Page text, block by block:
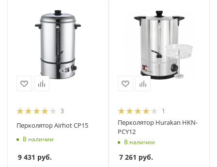
3
Перколятор Airhot CP15
В наличии
9 431 руб.
1
Перколятор Hurakan HKN-
PCY12
В наличии
7 261 руб.